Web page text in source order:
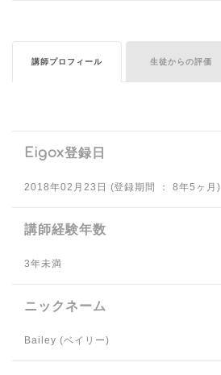
講師プロフィール 生徒からの評価
Eigox登録日
2018年02月23日 (登録期間 ： 8年5ヶ月)
講師経験年数
3年未満
ニックネーム
Bailey (ベイリー)